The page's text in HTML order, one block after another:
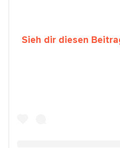
Sieh dir diesen